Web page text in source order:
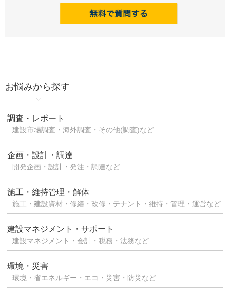
お悩みから探す
調査・レポート
建設市場調査・海外調査・その他(調査)など
企画・設計・調達
開発企画・設計・発注・調達など
施工・維持管理・解体
施工・建設資材・修繕・改修・テナント・維持・管理・運営など
建設マネジメント・サポート
建設マネジメント・会計・税務・法務など
環境・災害
環境・省エネルギー・エコ・災害・防災など